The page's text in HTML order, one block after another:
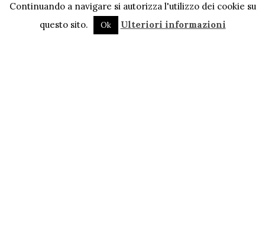
Continuando a navigare si autorizza l'utilizzo dei cookie su
questo sito.
Ok Ulteriori informazioni